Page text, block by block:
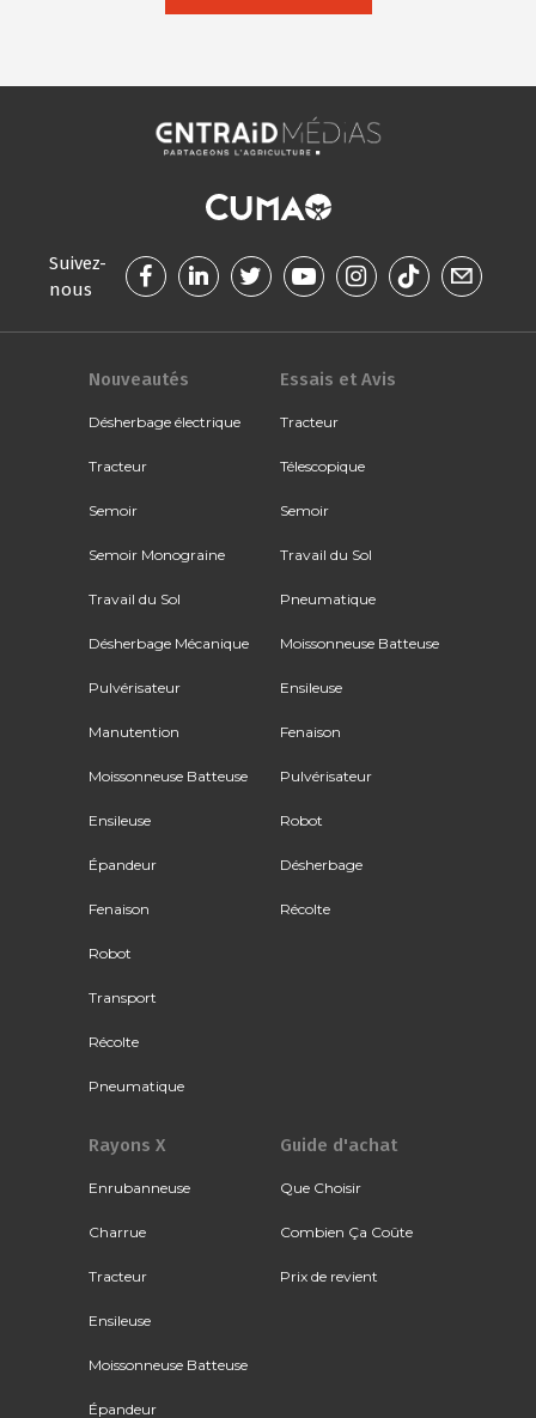
Suivez-
nous
Nouveautés
Désherbage électrique
Tracteur
Semoir
Semoir Monograine
Travail du Sol
Désherbage Mécanique
Pulvérisateur
Manutention
Moissonneuse Batteuse
Ensileuse
Épandeur
Fenaison
Robot
Transport
Récolte
Pneumatique
Essais et Avis
Tracteur
Télescopique
Semoir
Travail du Sol
Pneumatique
Moissonneuse Batteuse
Ensileuse
Fenaison
Pulvérisateur
Robot
Désherbage
Récolte
Rayons X
Enrubanneuse
Charrue
Tracteur
Ensileuse
Moissonneuse Batteuse
Épandeur
Guide d'achat
Que Choisir
Combien Ça Coûte
Prix de revient